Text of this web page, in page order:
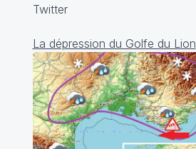
Twitter
La dépression du Golfe du Lion